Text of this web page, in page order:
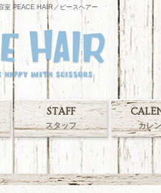
室 PEACE HAIR／ピースヘアー
STAFF
スタッフ カレ